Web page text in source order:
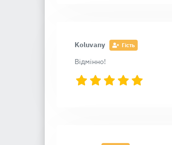
Koluvany Гість
Відмінно!